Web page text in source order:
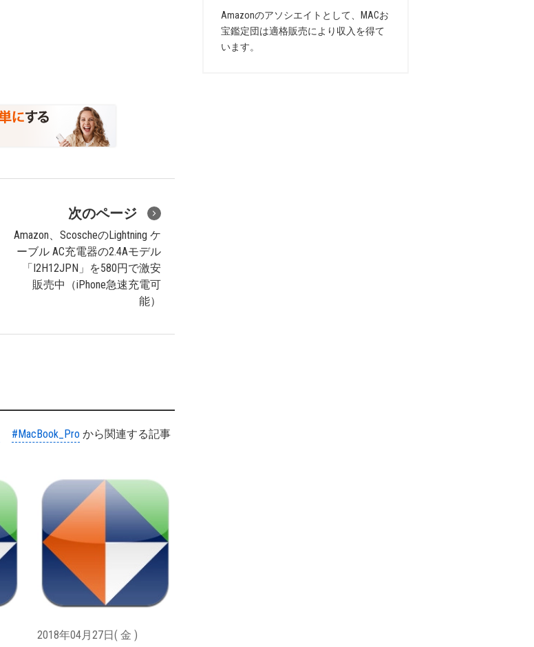
次のページ
Amazon、ScoscheのLightning ケ
ーブル AC充電器の2.4Aモデル
「I2H12JPN」を580円で激安
販売中（iPhone急速充電可
能）
#MacBook_Pro から関連する記事
2018年04月27日( 金 )
Amazonのアソシエイトとして、MACお
宝鑑定団は適格販売により収入を得て
います。